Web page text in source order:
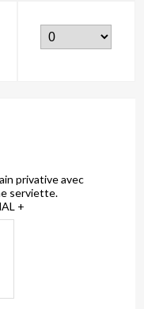
privative avec
serviette.
+